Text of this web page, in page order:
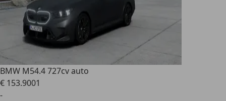
BMW M54.4 727cv auto
€ 153.9001
-